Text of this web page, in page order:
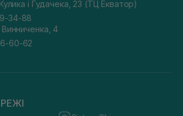
і Гудачека, 23 (ТЦ Екватор)
34-88
4
60-62